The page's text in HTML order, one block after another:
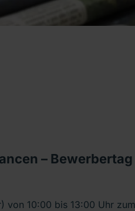
–
10:00 bis 13:00 Uhr